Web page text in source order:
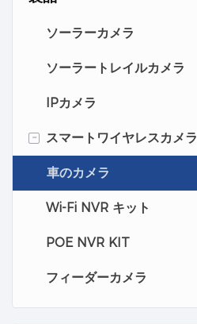
ソーラーカメラ
ソーラートレイルカメラ
IPカメラ
- スマートワイヤレスカメラ
車のカメラ
Wi-Fi NVR キット
POE NVR KIT
フィーダーカメラ